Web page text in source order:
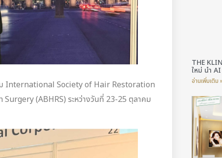
ม International Society of Hair Restoration
(ABHRS) ระหว่างวันที่ 23-25 ตุลาคม
THE
ใหม่ นำ
อ่านเพิ่มเติม